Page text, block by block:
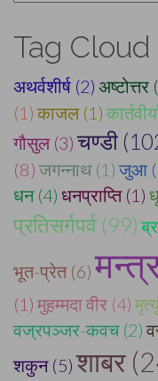
Tag Cloud
अथर्वशीर्ष (2) अष्टोत्तर
(1) काजल (1)
गौसुल (3) चण्डी
(8) जगन्नाथ (1) जुआ
धन (4) धनप्राप्ति (1)
प्रतिसर्गपर्व (99)
भूत-प्रेत (6)
(1) मुहम्मदा वीर (4)
वज्रपञ्जर-कवच (2)
शकुन (5) शाबर